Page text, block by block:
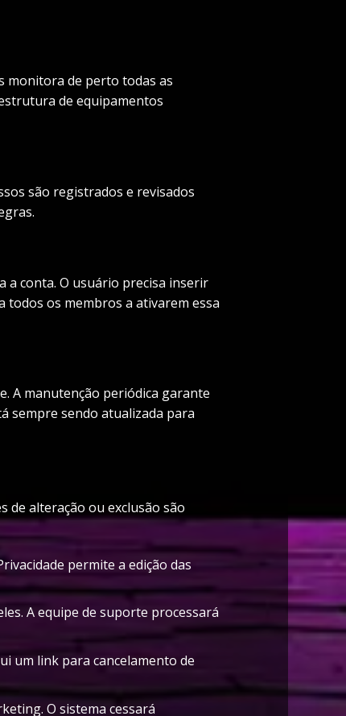
monitora de perto todas as
de equipamentos
são registrados e revisados
a conta. O usuário precisa inserir
todos os membros a ativarem essa
A manutenção periódica garante
sempre sendo atualizada para
de alteração ou exclusão são
permite a edição das
A equipe de suporte processará
um link para cancelamento de
O sistema cessará